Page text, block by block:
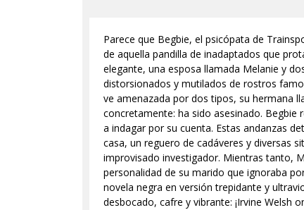
Parece que Begbie, el psicópata de
de aquella pandilla de inadaptados que
elegante, una esposa llamada Melanie y
distorsionados y mutilados de rostros
ve amenazada por dos tipos, su hermana
concretamente: ha sido asesinado. Begbie
a indagar por su cuenta. Estas andanzas
casa, un reguero de cadáveres y diversas
improvisado investigador. Mientras tanto,
personalidad de su marido que ignoraba
novela negra en versión trepidante y
desbocado, cafre y vibrante: ¡Irvine Welsh